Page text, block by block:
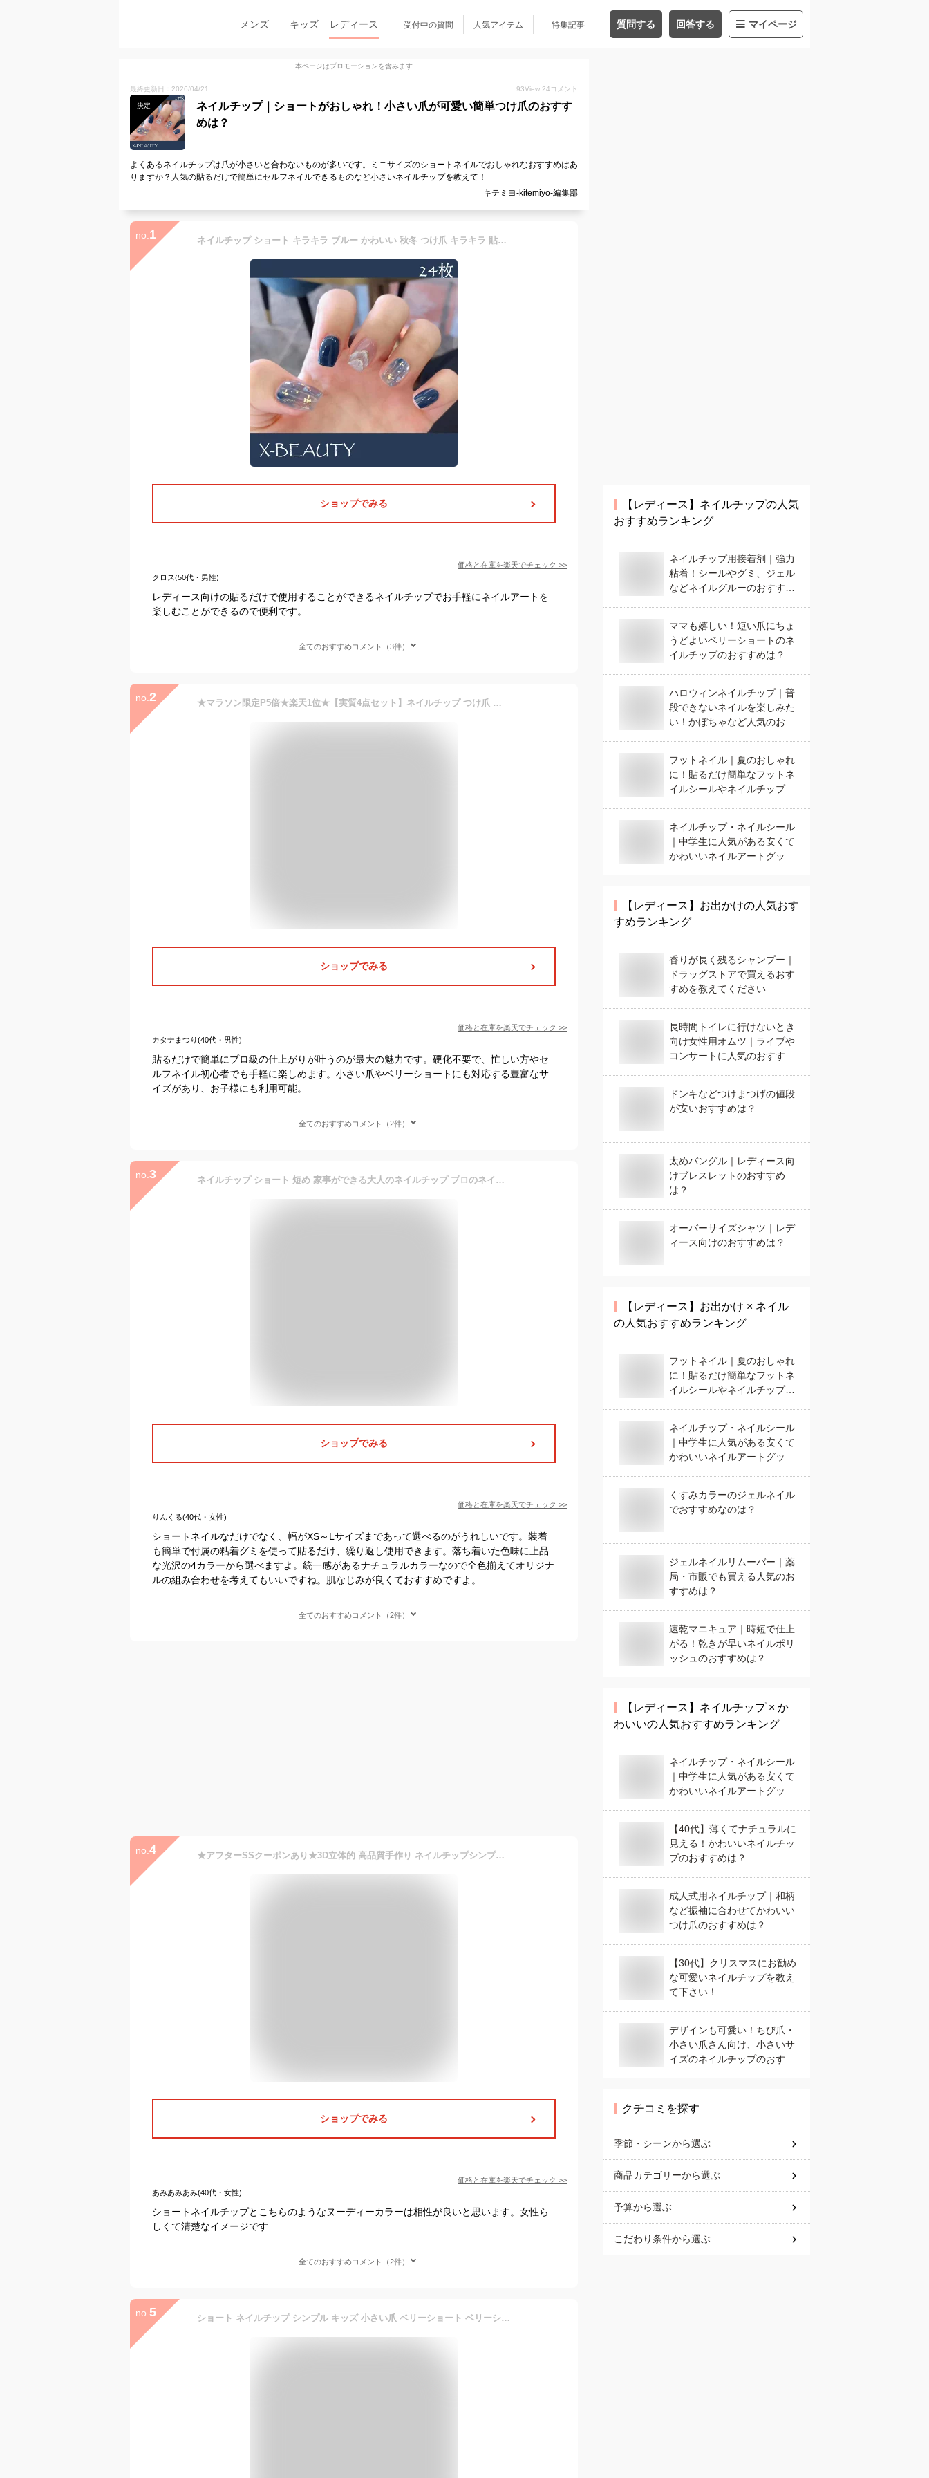
メンズ キッズ レディース 受付中の質問 人気アイテム 特集記事 質問する 回答する マイページ
本ページはプロモーションを含みます
最終更新日：2026/04/21 93View 24 コメント
決定
ネイルチップ｜ショートがおしゃれ！小さい爪が可愛い簡単つけ爪のおすす
めは？
よくあるネイルチップは爪が小さいと合わないものが多いです。ミニサイズのショートネイルでおしゃれなおすすめはあ
りますか？人気の貼るだけで簡単にセルフネイルできるものなど小さいネイルチップを教えて！
キテミヨ-kitemiyo-編集部
no. 1 ネイルチップ ショート キラキラ ブルー かわいい 秋冬 つけ爪 キラキラ 貼るネイル ウエディング 結婚式 披露宴 成人式 チップ つけ爪 女子 レーディス 人気 ネイルシール おしゃれ カワイイ 宝石 青色 送料無料
ショップでみる
価格と在庫を楽天でチェック >>
クロス(50代・男性)
レディース向けの貼るだけで使用することができるネイルチップでお手軽にネイルアートを
楽しむことができるので便利です。
全てのおすすめコメント（3件）
no. 2 ★マラソン限定P5倍★楽天1位★【実質4点セット】ネイルチップ つけ爪 貼るだけ ネイルシール ネイルジェル ショート キッズ 小さい爪 ベリーショート 結婚式 グミ スタンダード 硬化不要 セルフネイル グミ フィット感 剥がせる 普段使い 小学生 キッズ 成人式
ショップでみる
価格と在庫を楽天でチェック >>
カタナまつり(40代・男性)
貼るだけで簡単にプロ級の仕上がりが叶うのが最大の魅力です。硬化不要で、忙しい方やセ
ルフネイル初心者でも手軽に楽しめます。小さい爪やベリーショートにも対応する豊富なサ
イズがあり、お子様にも利用可能。
全てのおすすめコメント（2件）
no. 3 ネイルチップ ショート 短め 家事ができる大人のネイルチップ プロのネイリストが手作り サロン級 ネイリストがおすすめ つけ爪 接着剤/オリジナル粘着グミ付き 冬 小さめ グミ シール ネイルチップケース 成人式 結婚式 ブライダル ウエディング 披露宴
ショップでみる
価格と在庫を楽天でチェック >>
りんくる(40代・女性)
ショートネイルなだけでなく、幅がXS～Lサイズまであって選べるのがうれしいです。装着
も簡単で付属の粘着グミを使って貼るだけ、繰り返し使用できます。落ち着いた色味に上品
な光沢の4カラーから選べますよ。統一感があるナチュラルカラーなので全色揃えてオリジナ
ルの組み合わせを考えてもいいですね。肌なじみが良くておすすめですよ。
全てのおすすめコメント（2件）
no. 4 ★アフターSSクーポンあり★3D立体的 高品質手作り ネイルチップシンプル つけ爪 貼るだけ クリア ニュアンス ネイルジェル ショート キッズ 小さい爪 ベリーショート 結婚式 グミ スタンダード 硬化不要 ネイルラップ ネイルアートセルフネイル 短め 家事
ショップでみる
価格と在庫を楽天でチェック >>
あみあみあみ(40代・女性)
ショートネイルチップとこちらのようなヌーディーカラーは相性が良いと思います。女性ら
しくて清楚なイメージです
全てのおすすめコメント（2件）
no. 5 ショート ネイルチップ シンプル キッズ 小さい爪 ベリーショート ベリーショート つけ爪 貼るだけ クリア ネイルシール ネイルジェル 硬化不要 ネイルラップ ネイルアート セルフネイル 送料無料
【レディース】 ネイルチップの人気
おすすめランキング
ネイルチップ用接着剤｜強力
粘着！シールやグミ、ジェル
などネイルグルーのおすすめ
ママも嬉しい！短い爪にちょ
うどよいベリーショートのネ
イルチップのおすすめは？
ハロウィンネイルチップ｜普
段できないネイルを楽しみた
い！かぼちゃなど人気のおす
フットネイル｜夏のおしゃれ
に！貼るだけ簡単なフットネ
イルシールやネイルチップの
ネイルチップ・ネイルシール
｜中学生に人気がある安くて
かわいいネイルアートグッズ
【レディース】 お出かけの人気おす
すめランキング
香りが長く残るシャンプー｜
ドラッグストアで買えるおす
すめを教えてください
長時間トイレに行けないとき
向け女性用オムツ｜ライブや
コンサートに人気のおすすめ
ドンキなどつけまつげの値段
が安いおすすめは？
太めバングル｜レディース向
けブレスレットのおすすめ
は？
オーバーサイズシャツ｜レデ
ィース向けのおすすめは？
【レディース】 お出かけ × ネイル
の人気おすすめランキング
フットネイル｜夏のおしゃれ
に！貼るだけ簡単なフットネ
イルシールやネイルチップの
ネイルチップ・ネイルシール
｜中学生に人気がある安くて
かわいいネイルアートグッズ
くすみカラーのジェルネイル
でおすすめなのは？
ジェルネイルリムーバー｜薬
局・市販でも買える人気のお
すすめは？
速乾マニキュア｜時短で仕上
がる！乾きが早いネイルポリ
ッシュのおすすめは？
【レディース】 ネイルチップ × か
わいいの人気おすすめランキング
ネイルチップ・ネイルシール
｜中学生に人気がある安くて
かわいいネイルアートグッズ
【40代】薄くてナチュラルに
見える！かわいいネイルチッ
プのおすすめは？
成人式用ネイルチップ｜和柄
など振袖に合わせてかわいい
つけ爪のおすすめは？
【30代】クリスマスにお勧め
な可愛いネイルチップを教え
て下さい！
デザインも可愛い！ちび爪・
小さい爪さん向け、小さいサ
イズのネイルチップのおすす
クチコミを探す
季節・シーンから選ぶ
商品カテゴリーから選ぶ
予算から選ぶ
こだわり条件から選ぶ